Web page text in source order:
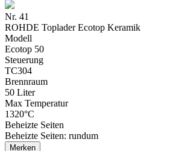
Nr. 41
ROHDE Toplader Ecotop Keramik
Modell
Ecotop 50
Steuerung
TC304
Brennraum
50 Liter
Max Temperatur
1320°C
Beheizte Seiten
Beheizte Seiten: rundum
Merken